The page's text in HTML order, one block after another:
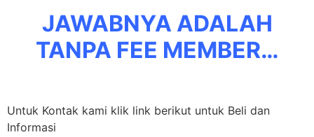
JAWABNYA ADALAH
TANPA FEE MEMBER…
Untuk Kontak kami klik link berikut untuk Beli dan
Informasi